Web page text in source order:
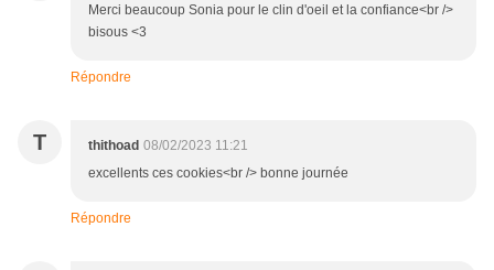
Merci beaucoup Sonia pour le clin d'oeil et la confiance<br />
bisous <3
Répondre
T thithoad 08/02/2023 11:21
excellents ces cookies<br /> bonne journée
Répondre